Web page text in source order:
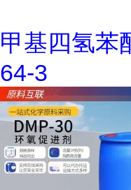
甲基四氢苯
64-3